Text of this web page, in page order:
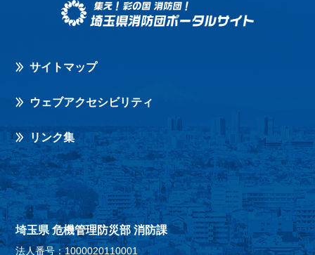
サイトマップ
ウェブアクセシビリティ
リンク集
埼玉県 危機管理防災部 消防課
法人番号：1000020110001